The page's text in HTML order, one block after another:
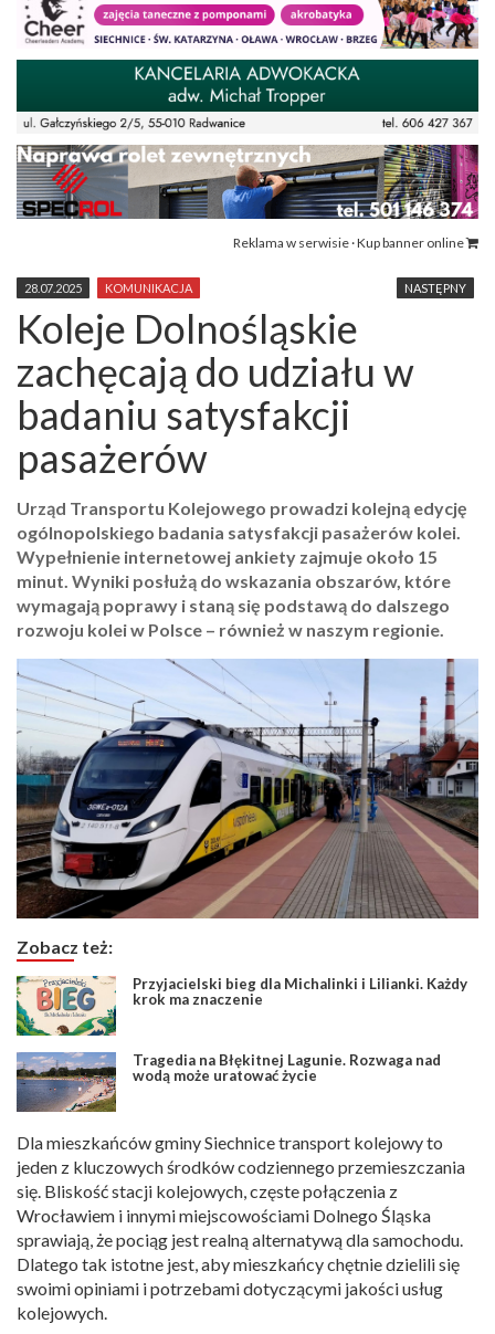
Reklama w serwisie · Kup banner online
NASTĘPNY
28.07.2025 KOMUNIKACJA
Koleje Dolnośląskie
zachęcają do udziału w
badaniu satysfakcji
pasażerów
Urząd Transportu Kolejowego prowadzi kolejną edycję
ogólnopolskiego badania satysfakcji pasażerów kolei.
Wypełnienie internetowej ankiety zajmuje około 15
minut. Wyniki posłużą do wskazania obszarów, które
wymagają poprawy i staną się podstawą do dalszego
rozwoju kolei w Polsce – również w naszym regionie.
Zobacz też:
Przyjacielski bieg dla Michalinki i Lilianki. Każdy
krok ma znaczenie
Tragedia na Błękitnej Lagunie. Rozwaga nad
wodą może uratować życie
Dla mieszkańców gminy Siechnice transport kolejowy to
jeden z kluczowych środków codziennego przemieszczania
się. Bliskość stacji kolejowych, częste połączenia z
Wrocławiem i innymi miejscowościami Dolnego Śląska
sprawiają, że pociąg jest realną alternatywą dla samochodu.
Dlatego tak istotne jest, aby mieszkańcy chętnie dzielili się
swoimi opiniami i potrzebami dotyczącymi jakości usług
kolejowych.